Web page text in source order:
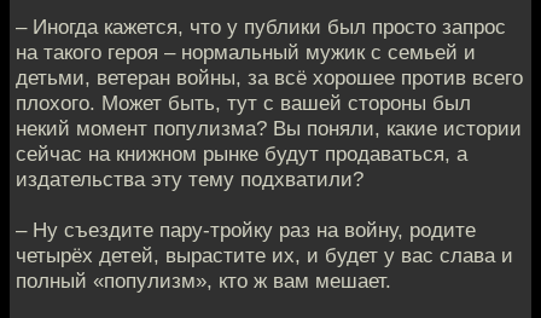
– Иногда кажется, что у публики был просто запрос
на такого героя – нормальный мужик с семьей и
детьми, ветеран войны, за всё хорошее против всего
плохого. Может быть, тут с вашей стороны был
некий момент популизма? Вы поняли, какие истории
сейчас на книжном рынке будут продаваться, а
издательства эту тему подхватили?
– Ну съездите пару-тройку раз на войну, родите
четырёх детей, вырастите их, и будет у вас слава и
полный «популизм», кто ж вам мешает.